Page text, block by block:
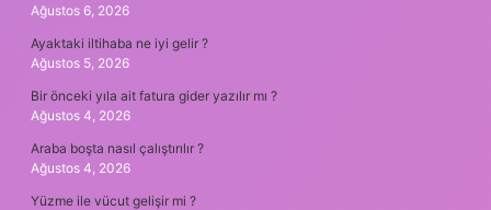
Ağustos 6, 2026
Ayaktaki iltihaba ne iyi gelir ?
Ağustos 5, 2026
Bir önceki yıla ait fatura gider yazılır mı ?
Ağustos 4, 2026
Araba boşta nasıl çalıştırılır ?
Ağustos 4, 2026
Yüzme ile vücut gelişir mi ?